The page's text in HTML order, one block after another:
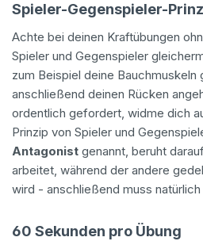
Spieler-Gegenspieler-
Achte bei deinen Kraftübungen
Spieler und Gegenspieler
zum Beispiel deine Bauchmuskeln
anschließend deinen Rücken
ordentlich gefordert, widme dich
Prinzip von Spieler und
Antagonist genannt, beruht
arbeitet, während der andere
wird - anschließend muss
60 Sekunden pro Übung